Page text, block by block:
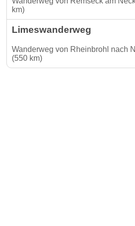
km)
Limeswanderweg
Wanderweg von Rheinbrohl nach
(550 km)